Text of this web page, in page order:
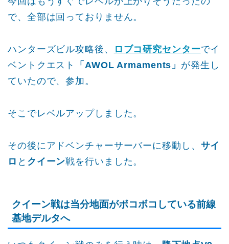
で、全部は回っておりません。
ハンターズビル攻略後、 ロブコ研究センターでイ
ベントクエスト
「AWOL Armaments」 が発生し
ていたので、参加。
そこでレベルアップしました。
その後にアドベンチャーサーバーに移動し、 サイ
ロ と クイーン戦を行いました。
クイーン戦は当分地面がボコボコしている前線
基地デルタへ